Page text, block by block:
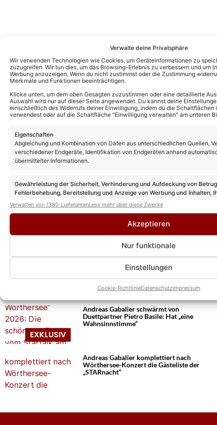
Verwalte deine Privatsphäre
Wir verwenden Technologien wie Cookies, um Geräteinformationen zu
zuzugreifen. Wir tun dies, um das Browsing-Erlebnis zu verbessern und um
Werbung anzuzeigen. Wenn du nicht zustimmst oder die Zustimmung
Merkmale und Funktionen beeinträchtigen.
Klicke unten, um dem oben Gesagten zuzustimmen oder eine detaillierte
Auswahl wird nur auf dieser Seite angewendet. Du kannst deine
einschließlich des Widerrufs deiner Einwilligung, indem du die
verwendest oder auf die Schaltfläche "Einwilligung verwalten" am unteren
Eigenschaften
Abgleichung und Kombination von Daten aus unterschiedlichen Quellen,
verschiedener Endgeräte, Identifikation von Endgeräten anhand
übermittelter Informationen.
Gewährleistung der Sicherheit, Verhinderung und Aufdeckung von
Fehlerbehebung, Bereitstellung und Anzeige von Werbung und Inhalten,
Entscheidungen zum Datenschutz speichern und übermitteln.
Verwalten von 1380-LieferantenLese mehr über diese Zwecke
Akzeptieren
Nur funktionale
Einstellungen
Cookie-RichtlinieDatenschutzImpressum
Das könnte Euch auch interessieren:
Andreas Gabalier: Duett mit Johnny
Logan! Uns verriet er exklusiv erste
Andreas Gabalier mit neuem Album
„zurück zum Ursprung“: Uns verriet er die
Beweggründe und sprach über zwei
Andreas Gabalier schwärmt von
Duettpartner Pietro Basile: Hat „eine
Wahnsinnstimme“
Andreas Gabalier komplettiert nach
Wörthersee-Konzert die Gästeliste der
„STARnacht“